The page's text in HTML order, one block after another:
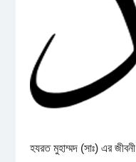
হযরত মুহাম্মদ (সাঃ) এর জীবনী